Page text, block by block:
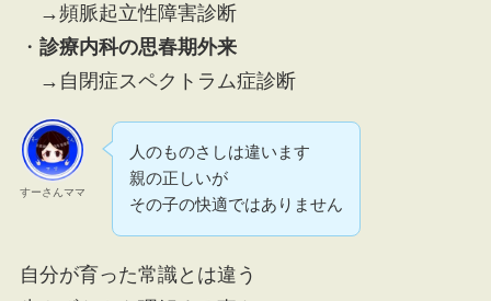
→頻脈起立性障害診断
・ 診療内科の思春期外来
→自閉症スペクトラム症診断
すーさんママ
人のものさしは違います
親の正しいが
その子の快適ではありません
自分が育った常識とは違う